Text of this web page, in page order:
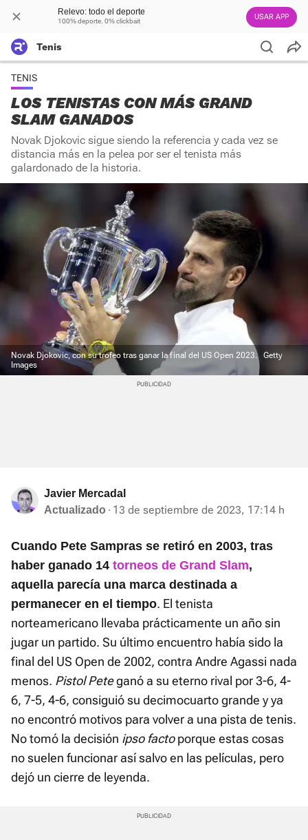
Relevo: todo el deporte
100% deporte. 0% clickbait USAR APP
Tenis
TENIS
LOS TENISTAS CON MÁS GRAND
SLAM GANADOS
Novak Djokovic sigue siendo la referencia y cada vez se
distancia más en la pelea por ser el tenista más
galardonado de la historia.
Novak Djokovic, con su trofeo tras ganar la final del US Open 2023. Getty
Images
Javier Mercadal
Actualizado
13 de septiembre de 2023, 17:14 h
Cuando Pete Sampras se retiró en 2003, tras
haber ganado 14 torneos de Grand Slam,
aquella parecía una marca destinada a
permanecer en el tiempo. El tenista
norteamericano llevaba prácticamente un año sin
jugar un partido. Su último encuentro había sido la
final del US Open de 2002, contra Andre Agassi nada
menos. Pistol Peteganó a su eterno rival por 3-6, 4-
6, 7-5, 4-6, consiguió su decimocuarto grande y ya
no encontró motivos para volver a una pista de tenis.
No tomó la decisión ipso factoporque estas cosas
no suelen funcionar así salvo en las películas, pero
dejó un cierre de leyenda.